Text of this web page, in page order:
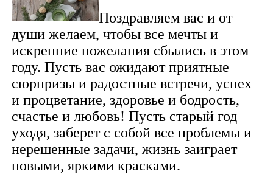
Поздравляем вас и от
души желаем, чтобы все мечты и
искренние пожелания сбылись в этом
году. Пусть вас ожидают приятные
сюрпризы и радостные встречи, успех
и процветание, здоровье и бодрость,
счастье и любовь! Пусть старый год
уходя, заберет с собой все проблемы и
нерешенные задачи, жизнь заиграет
новыми, яркими красками.